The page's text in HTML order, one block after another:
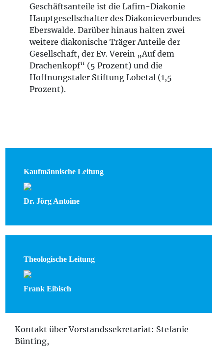
Geschäftsanteile ist die Lafim-Diakonie
Hauptgesellschafter des Diakonieverbundes
Eberswalde. Darüber hinaus halten zwei
weitere diakonische Träger Anteile der
Gesellschaft, der Ev. Verein „Auf dem
Drachenkopf“ (5 Prozent) und die
Hoffnungstaler Stiftung Lobetal (1,5
Prozent).
Kaufmännische Leitung
Dr. Jörg Antoine
Theologische Leitung
Frank Eibisch
Kontakt über Vorstandssekretariat: Stefanie
Bünting,